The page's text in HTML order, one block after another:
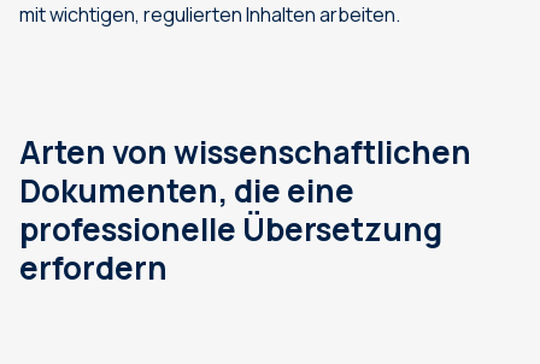
mit wichtigen, regulierten Inhalten arbeiten.
Arten von wissenschaftlichen
Dokumenten, die eine
professionelle Übersetzung
erfordern